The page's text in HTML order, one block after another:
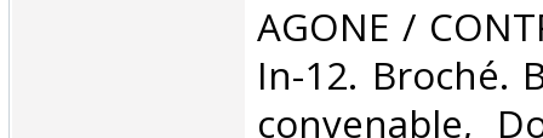
‎AGONE /
In-12. Broché.
convenable,